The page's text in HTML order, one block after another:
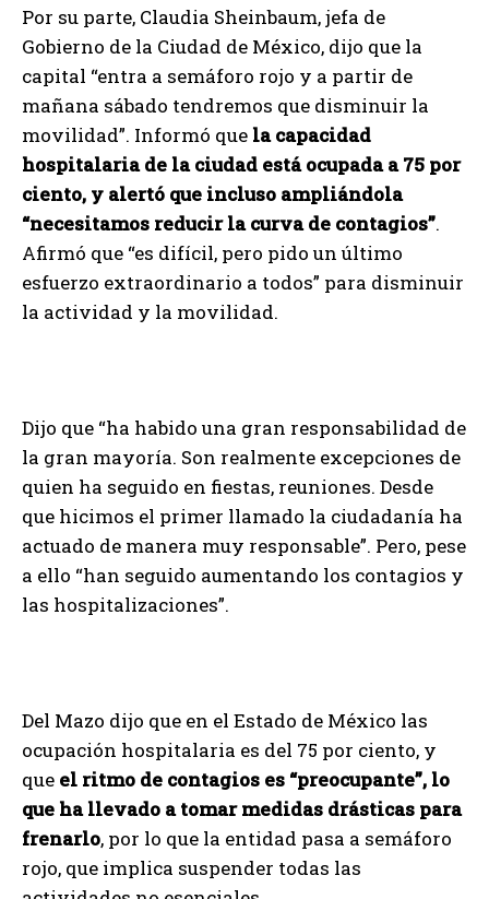
Por su parte, Claudia Sheinbaum, jefa de
Gobierno de la Ciudad de México, dijo que la
capital “entra a semáforo rojo y a partir de
mañana sábado tendremos que disminuir la
movilidad”. Informó que la capacidad
hospitalaria de la ciudad está ocupada a 75 por
ciento, y alertó que incluso ampliándola
“necesitamos reducir la curva de contagios”.
Afirmó que “es difícil, pero pido un último
esfuerzo extraordinario a todos” para disminuir
la actividad y la movilidad.
Dijo que “ha habido una gran responsabilidad de
la gran mayoría. Son realmente excepciones de
quien ha seguido en fiestas, reuniones. Desde
que hicimos el primer llamado la ciudadanía ha
actuado de manera muy responsable”. Pero, pese
a ello “han seguido aumentando los contagios y
las hospitalizaciones”.
Del Mazo dijo que en el Estado de México las
ocupación hospitalaria es del 75 por ciento, y
que el ritmo de contagios es “preocupante”, lo
que ha llevado a tomar medidas drásticas para
frenarlo, por lo que la entidad pasa a semáforo
rojo, que implica suspender todas las